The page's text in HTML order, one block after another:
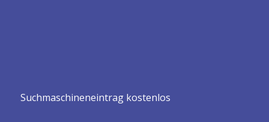
Suchmaschineneintrag kostenlos